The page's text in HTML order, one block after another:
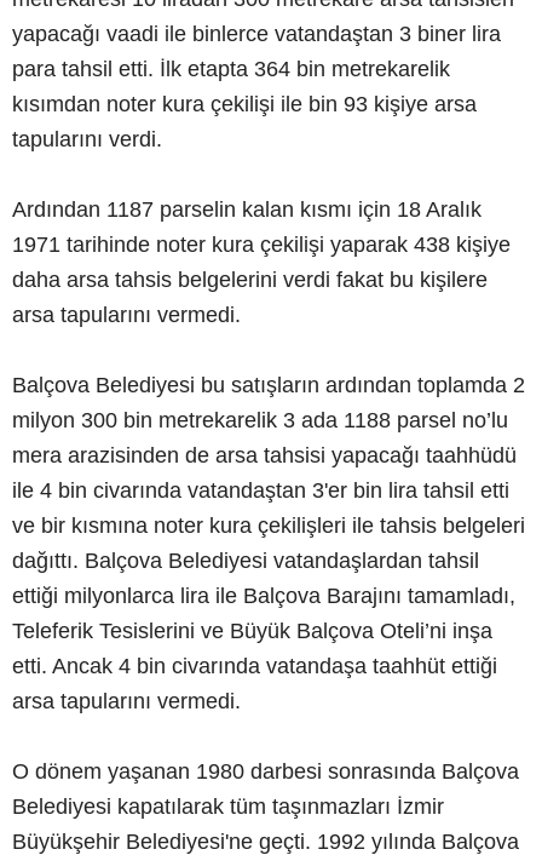
yapacağı vaadi ile binlerce vatandaştan 3 biner lira
para tahsil etti. İlk etapta 364 bin metrekarelik
kısımdan noter kura çekilişi ile bin 93 kişiye arsa
tapularını verdi.
Ardından 1187 parselin kalan kısmı için 18 Aralık
1971 tarihinde noter kura çekilişi yaparak 438 kişiye
daha arsa tahsis belgelerini verdi fakat bu kişilere
arsa tapularını vermedi.
Balçova Belediyesi bu satışların ardından toplamda 2
milyon 300 bin metrekarelik 3 ada 1188 parsel no’lu
mera arazisinden de arsa tahsisi yapacağı taahhüdü
ile 4 bin civarında vatandaştan 3'er bin lira tahsil etti
ve bir kısmına noter kura çekilişleri ile tahsis belgeleri
dağıttı. Balçova Belediyesi vatandaşlardan tahsil
ettiği milyonlarca lira ile Balçova Barajını tamamladı,
Teleferik Tesislerini ve Büyük Balçova Oteli’ni inşa
etti. Ancak 4 bin civarında vatandaşa taahhüt ettiği
arsa tapularını vermedi.
O dönem yaşanan 1980 darbesi sonrasında Balçova
Belediyesi kapatılarak tüm taşınmazları İzmir
Büyükşehir Belediyesi'ne geçti. 1992 yılında Balçova